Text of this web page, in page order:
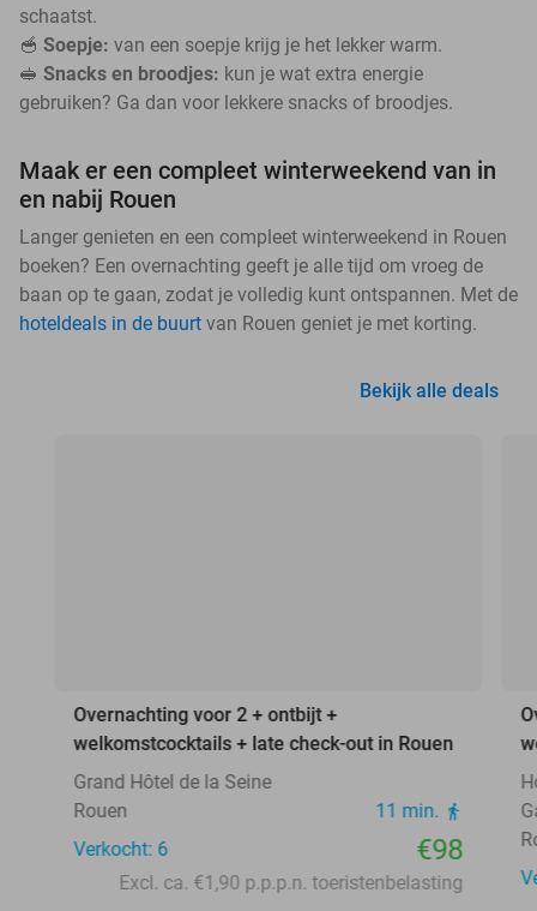
schaatst.
🥣 Soepje: van een soepje krijg je het lekker warm.
🥪 Snacks en broodjes: kun je wat extra energie
gebruiken? Ga dan voor lekkere snacks of broodjes.
Maak er een compleet winterweekend van in
en nabij Rouen
Langer genieten en een compleet winterweekend in Rouen
boeken? Een overnachting geeft je alle tijd om vroeg de
baan op te gaan, zodat je volledig kunt ontspannen. Met de
hoteldeals in de buurt van Rouen geniet je met korting.
Bekijk alle deals
Overnachting voor 2 + ontbijt +
welkomstcocktails + late check-out in Rouen
Grand Hôtel de la Seine
Rouen
11 min.
Verkocht: 6
€98
Excl. ca. €1,90 p.p.p.n. toeristenbelasting